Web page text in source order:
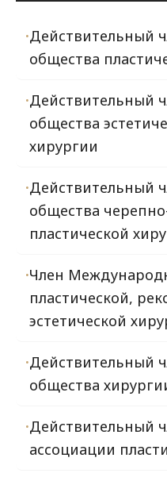
Действительный
общества
Действительный
общества
хирургии
Действительный
общества
пластической
Член
пластической,
эстетической
Действительный
общества
Действительный
ассоциации